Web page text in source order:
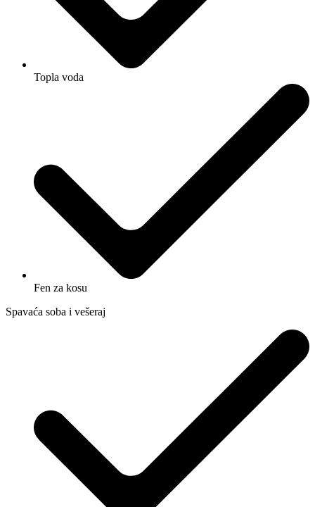
Topla voda
Fen za kosu
Spavaća soba i vešeraj